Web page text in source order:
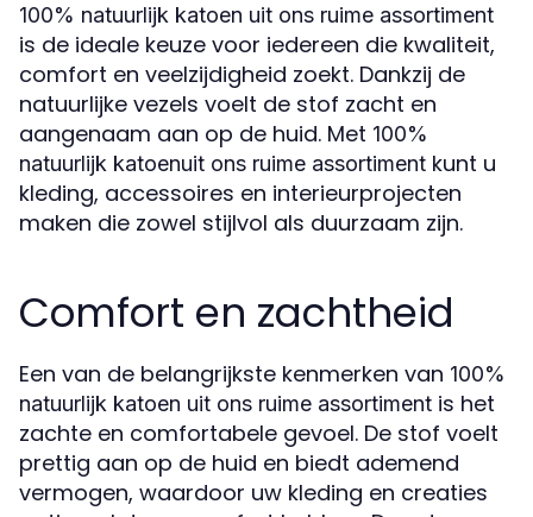
100% natuurlijk katoen uit ons ruime assortiment
is de ideale keuze voor iedereen die kwaliteit,
comfort en veelzijdigheid zoekt. Dankzij de
natuurlijke vezels voelt de stof zacht en
aangenaam aan op de huid. Met 100%
natuurlijk katoenuit ons ruime assortiment kunt u
kleding, accessoires en interieurprojecten
maken die zowel stijlvol als duurzaam zijn.
Comfort en zachtheid
Een van de belangrijkste kenmerken van 100%
natuurlijk katoen uit ons ruime assortiment is het
zachte en comfortabele gevoel. De stof voelt
prettig aan op de huid en biedt ademend
vermogen, waardoor uw kleding en creaties